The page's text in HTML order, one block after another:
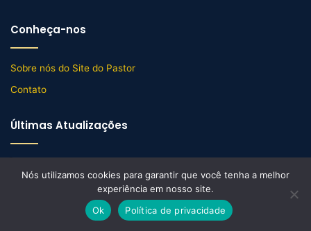
Conheça-nos
Sobre nós do Site do Pastor
Contato
Últimas Atualizações
Até quando Senhor? (Salmo 6)
Oração Matinal (Salmo 5)
Nós utilizamos cookies para garantir que você tenha a melhor
experiência em nosso site.
Ok
Política de privacidade